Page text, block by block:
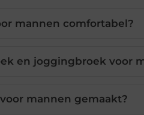
mannen comfortabel?
en joggingbroek voor
mannen gemaakt?